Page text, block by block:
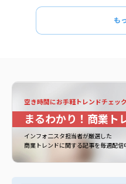
も
空き時間にお手軽トレンドチェック
まるわかり！商業ト
インフォ二スタ担当者が厳選した
商業トレンドに関する記事を毎週配信